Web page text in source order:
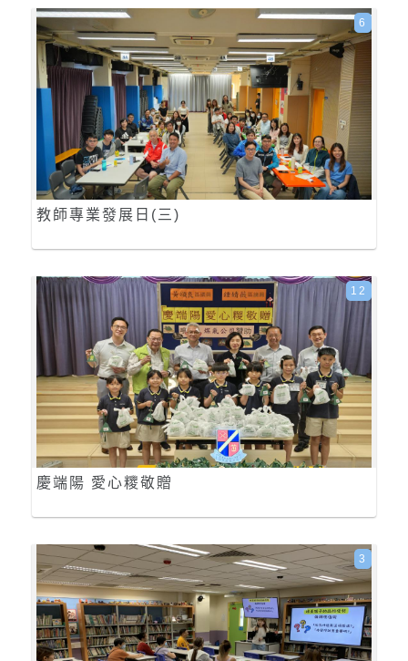
教師專業發展日(三)
6
慶端陽 愛心糭敬贈
12
3